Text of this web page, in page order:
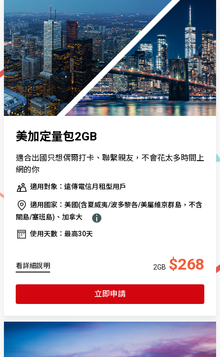
美加定量包2GB
適合出國只想偶爾打卡、聯繫親友，不會花太多時間上
網的你
適用對象：遠傳電信月租型用戶
適用國家：美國(含夏威夷/波多黎各/美屬維京群島，不含
關島/塞班島)、加拿大
使用天數：最高30天
看詳細說明 2GB $268
立即申請